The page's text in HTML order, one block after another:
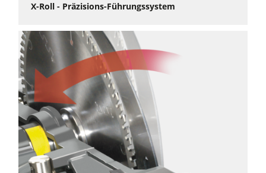
Kugelumlaufspindellagerung, schnell und
sorgt so schnell und einfach für präzise Schnittergebnisse.
Sechs Jahre Garantie auf die patentierte „Easy-Glide“-
Schwenksegmentführung und zehn Jahre Garantie auf den
bewährten FELDER- „X-Roll“-Formatschiebetisch sichern
Zuverlässigkeit für viele Jahre.
Perfekt auch für die Bearbeitung von NE-Metallen,
Kunststoffen und Komposit-Materialien: Auf Wunsch können
die K 740 Modelle mit einer stufenlosen Drehzahlregelung
und Minimalmengen-Schmierung ausgestattet werden.
X-Roll - Präzisions-Führungssystem